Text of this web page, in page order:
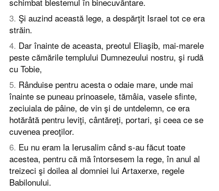
3. Şi auzind această lege, a despărţit Israel tot ce era
străin.
4. Dar înainte de aceasta, preotul Eliaşib, mai-marele
peste cămările templului Dumnezeului nostru, şi rudă
cu Tobie,
5. Rânduise pentru acesta o odaie mare, unde mai
înainte se puneau prinoasele, tămâia, vasele sfinte,
zeciuiala de pâine, de vin şi de untdelemn, ce era
hotărâtă pentru leviţi, cântăreţi, portari, şi ceea ce se
cuvenea preoţilor.
6. Eu nu eram la Ierusalim când s-au făcut toate
acestea, pentru că mă întorsesem la rege, în anul al
treizeci şi doilea al domniei lui Artaxerxe, regele
Babilonului.